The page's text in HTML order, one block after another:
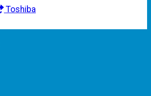
Toshiba